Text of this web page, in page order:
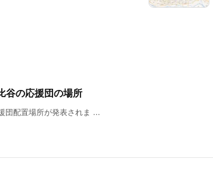
谷の応援団の場所
団配置場所が発表されま ...